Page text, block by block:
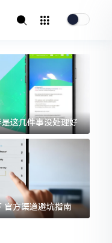
这几件事没处理好
方渠道避坑指南